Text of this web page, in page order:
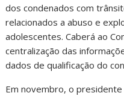
dos condenados com
relacionados a abuso e
adolescentes. Caberá ao
centralização das
dados de qualificação do
Em novembro, o presidente